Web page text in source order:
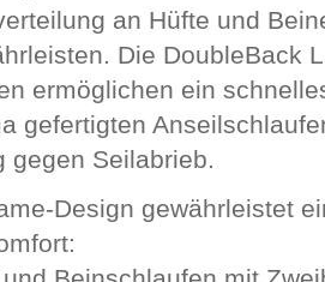
an Hüfte und
Die DoubleBack
ermöglichen ein
gefertigten
gegen Seilabrieb.
Design gewährleistet